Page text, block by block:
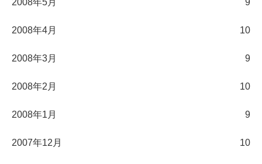
2008年4月 10
2008年3月 9
2008年2月 10
2008年1月 9
2007年12月 10